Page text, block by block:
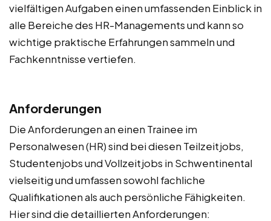
vielfältigen Aufgaben einen umfassenden Einblick in
alle Bereiche des HR-Managements und kann so
wichtige praktische Erfahrungen sammeln und
Fachkenntnisse vertiefen.
Anforderungen
Die Anforderungen an einen Trainee im
Personalwesen (HR) sind bei diesen Teilzeitjobs,
Studentenjobs und Vollzeitjobs in Schwentinental
vielseitig und umfassen sowohl fachliche
Qualifikationen als auch persönliche Fähigkeiten.
Hier sind die detaillierten Anforderungen: